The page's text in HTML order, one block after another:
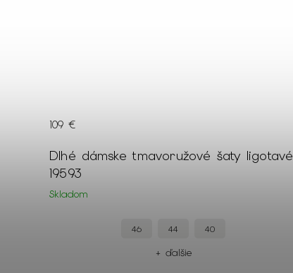
Dlhé dámske tmavoružové šaty ligotavé
19593
Skladom
109 €
46 44 40
+ ďalšie